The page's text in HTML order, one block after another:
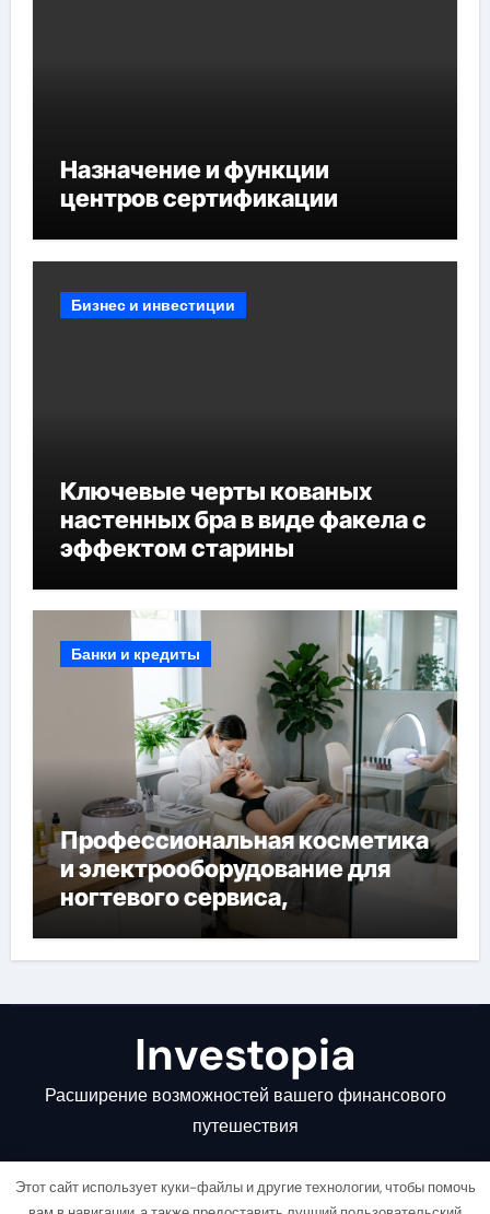
Назначение и функции
центров сертификации
Бизнес и инвестиции
Ключевые черты кованых
настенных бра в виде факела с
эффектом старины
Банки и кредиты
Профессиональная косметика
и электрооборудование для
ногтевого сервиса,
наращивания ресниц и
депиляции
Investopia
Расширение возможностей вашего финансового
путешествия
Этот сайт использует куки-файлы и другие технологии, чтобы помочь